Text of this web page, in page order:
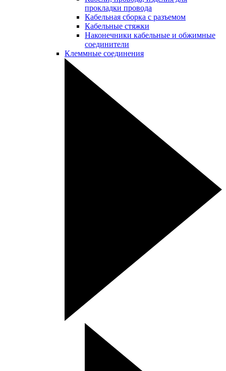
прокладки провода
Кабельная сборка с разъемом
Кабельные стяжки
Наконечники кабельные и обжимные
соединители
Клеммные соединения